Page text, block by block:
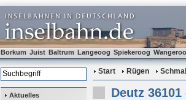
Borkum Juist Baltrum Langeoog Spiekeroog
Aktuelles
Start Rügen
Deutz